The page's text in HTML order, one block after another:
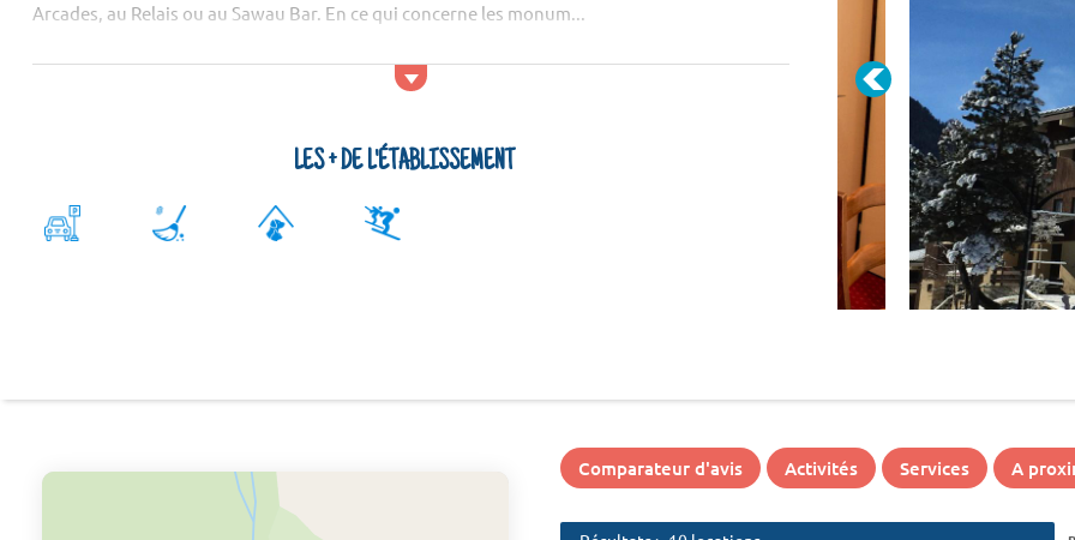
Arcades, au Relais ou au Sawau Bar. En ce qui concerne les monum...
LES + DE L'ÉTABLISSEMENT
Comparateur d'avis Activités Services A